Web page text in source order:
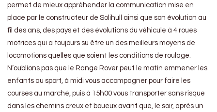
permet de mieux appréhender la communication mise en
place par le constructeur de Solihull ainsi que son évolution au
fil des ans, des pays et des évolutions du véhicule à 4 roues
motrices qui a toujours su être un des meilleurs moyens de
locomotions quelles que soient les conditions de roulage.
N’oublions pas que le Range Rover peut le matin emmener les
enfants au sport, à midi vous accompagner pour faire les
courses au marché, puis à 15h00 vous transporter sans risque
dans les chemins creux et boueux avant que, le soir, après un